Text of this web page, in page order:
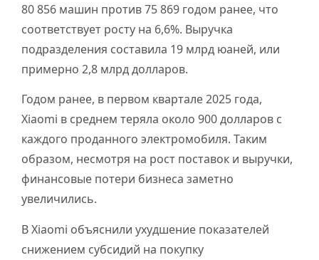
80 856 машин против 75 869 годом ранее, что
соответствует росту на 6,6%. Выручка
подразделения составила 19 млрд юаней, или
примерно 2,8 млрд долларов.
Годом ранее, в первом квартале 2025 года,
Xiaomi в среднем теряла около 900 долларов с
каждого проданного электромобиля. Таким
образом, несмотря на рост поставок и выручки,
финансовые потери бизнеса заметно
увеличились.
В Xiaomi объяснили ухудшение показателей
снижением субсидий на покупку